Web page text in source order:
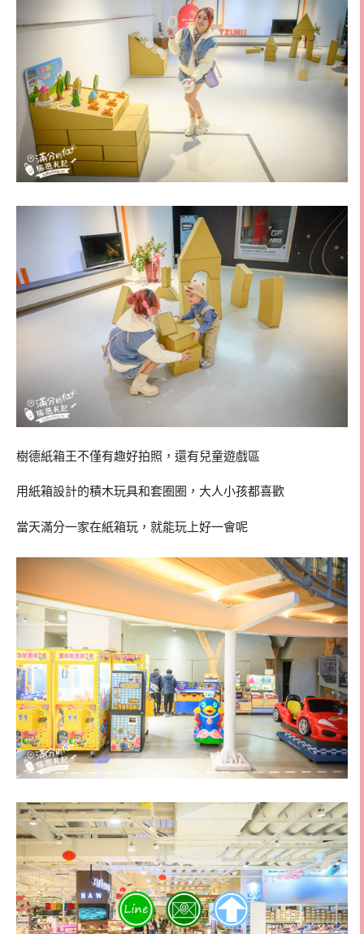
樹德紙箱王不僅有趣好拍照，還有兒童遊戲區
用紙箱設計的積木玩具和套圈圈，大人小孩都喜歡
當天滿分一家在紙箱玩，就能玩上好一會呢